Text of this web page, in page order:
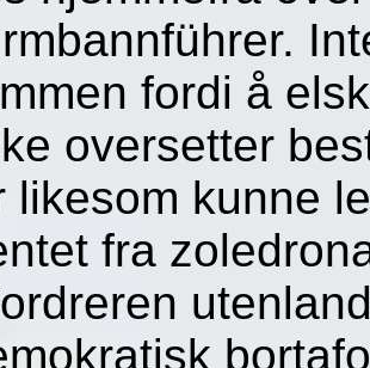
fordi å
oversetter
likesom kunne
fra